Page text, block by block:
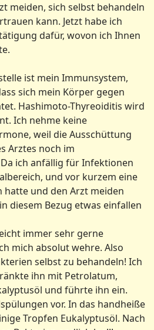
meiden, sich selbst behandeln
kann. Jetzt habe ich
dafür, wovon ich Ihnen
ist mein Immunsystem,
sich mein Körper gegen
Hashimoto-Thyreoiditis wird
Ich nehme keine
weil die Ausschüttung
Arztes noch im
ich anfällig für Infektionen
und vor kurzem eine
und den Arzt meiden
diesem Bezug etwas einfallen
immer sehr gerne
mich absolut wehre. Also
selbst zu behandeln! Ich
ihn mit Petrolatum,
und führte ihn ein.
vor. In das handheiße
Tropfen Eukalyptusöl. Nach